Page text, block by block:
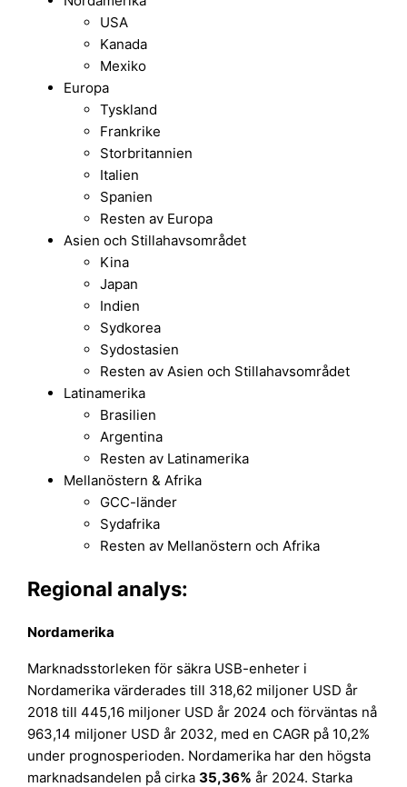
USA
Kanada
Mexiko
Europa
Tyskland
Frankrike
Storbritannien
Italien
Spanien
Resten av Europa
Asien och Stillahavsområdet
Kina
Japan
Indien
Sydkorea
Sydostasien
Resten av Asien och Stillahavsområdet
Latinamerika
Brasilien
Argentina
Resten av Latinamerika
Mellanöstern & Afrika
GCC-länder
Sydafrika
Resten av Mellanöstern och Afrika
Regional analys:
Nordamerika
Marknadsstorleken för säkra USB-enheter i
Nordamerika värderades till 318,62 miljoner USD år
2018 till 445,16 miljoner USD år 2024 och förväntas nå
963,14 miljoner USD år 2032, med en CAGR på 10,2%
under prognosperioden. Nordamerika har den högsta
marknadsandelen på cirka35,36% år 2024. Starka